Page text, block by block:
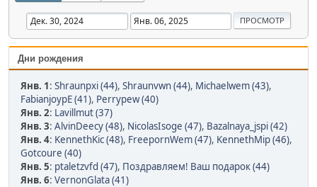
Дни рождения
Янв. 1: Shraunpxi (44), Shraunvwn (44), Michaelwem (43),
FabianjoypE (41), Perrypew (40)
Янв. 2: Lavillmut (37)
Янв. 3: AlvinDeecy (48), NicolasIsoge (47), Bazalnaya_jspi (42)
Янв. 4: KennethKic (48), FreepornWem (47), KennethMip (46),
Gotcoure (40)
Янв. 5: ptaletzvfd (47), Поздравляем! Ваш подарок (44)
Янв. 6: VernonGlata (41)